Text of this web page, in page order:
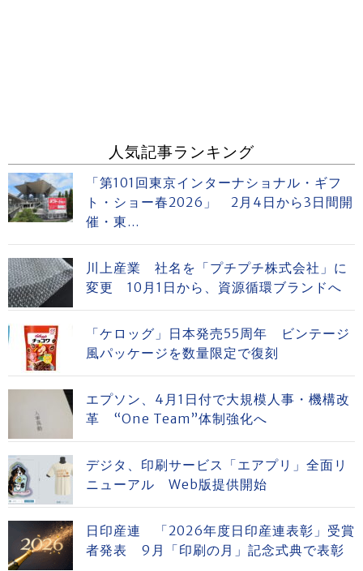
人気記事ランキング
「第101回東京インターナショナル・ギフ
ト・ショー春2026」 2月4日から3日間開
催・東...
川上産業 社名を「プチプチ株式会社」に
変更 10月1日から、資源循環ブランドへ
「ケロッグ」日本発売55周年 ビンテージ
風パッケージを数量限定で復刻
エプソン、4月1日付で大規模人事・機構改
革 “One Team”体制強化へ
デジタ、印刷サービス「エアプリ」全面リ
ニューアル Web版提供開始
日印産連 「2026年度日印産連表彰」受賞
者発表 9月「印刷の月」記念式典で表彰